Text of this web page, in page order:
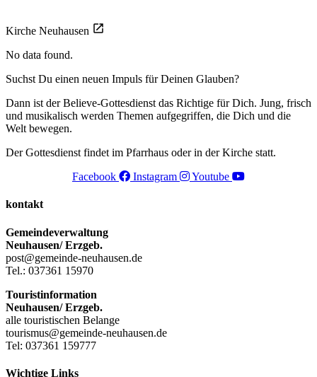
Kirche Neuhausen
No data found.
Suchst Du einen neuen Impuls für Deinen Glauben?
Dann ist der Believe-Gottesdienst das Richtige für Dich. Jung, frisch
und musikalisch werden Themen aufgegriffen, die Dich und die
Welt bewegen.
Der Gottesdienst findet im Pfarrhaus oder in der Kirche statt.
Facebook
Instagram Youtube
kontakt
Gemeindeverwaltung
Neuhausen/ Erzgeb.
post@gemeinde-neuhausen.de
Tel.: 037361 15970
Touristinformation
Neuhausen/ Erzgeb.
alle touristischen Belange
tourismus@gemeinde-neuhausen.de
Tel: 037361 159777
Wichtige Links